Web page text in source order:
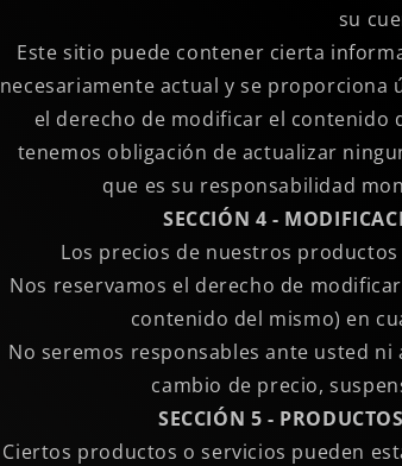
su
Este sitio puede contener cierta
necesariamente actual y se proporciona
el derecho de modificar el contenido
tenemos obligación de actualizar
que es su responsabilidad
SECCIÓN 4 -
Los precios de nuestros
Nos reservamos el derecho de
contenido del mismo) en
No seremos responsables ante usted
cambio de precio,
SECCIÓN 5 -
Ciertos productos o servicios pueden